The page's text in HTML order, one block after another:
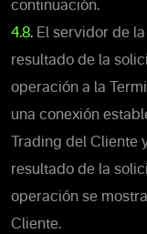
continuación.
4.8. El servidor de
resultado de la
operación a la
una conexión
Trading del Cliente
resultado de la
operación se
Cliente.